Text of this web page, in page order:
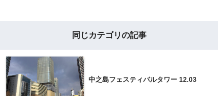
同じカテゴリの記事
中之島フェスティバルタワー 12.03